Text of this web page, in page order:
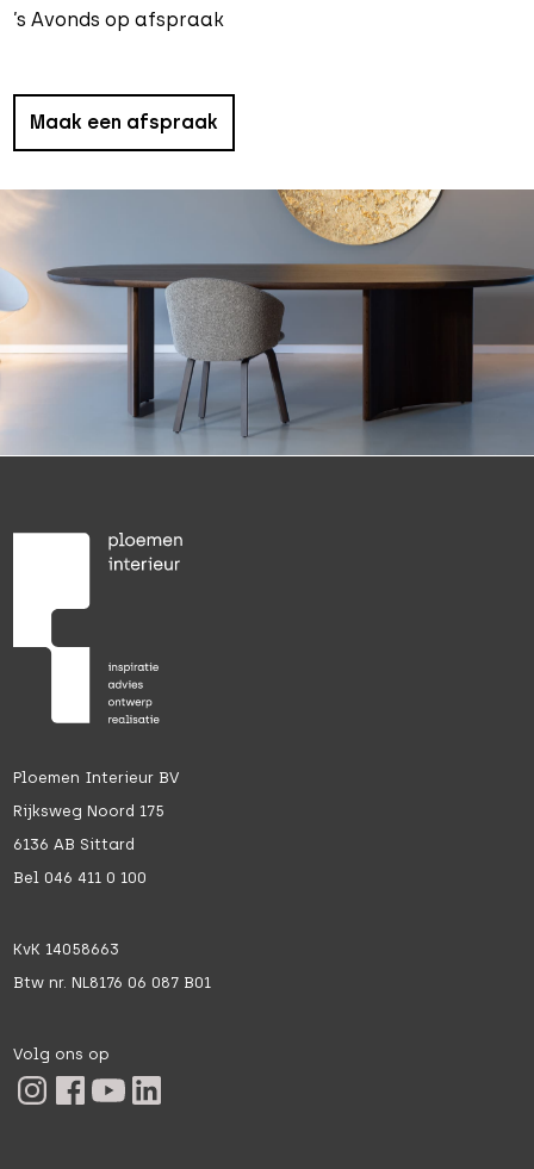
’s Avonds op afspraak
Maak een afspraak
Ploemen Interieur BV
Rijksweg Noord 175
6136 AB Sittard
Bel 046 411 0 100
KvK 14058663
Btw nr. NL8176 06 087 B01
Volg ons op